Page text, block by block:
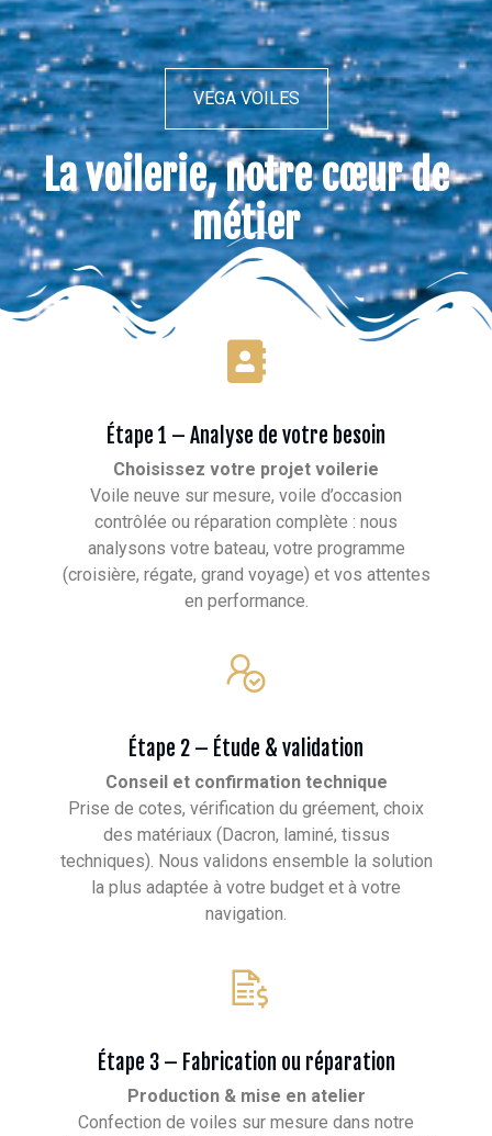
VEGA VOILES
La voilerie, notre cœur de
métier
Étape 1 – Analyse de votre besoin
Choisissez votre projet voilerie
Voile neuve sur mesure, voile d’occasion
contrôlée ou réparation complète : nous
analysons votre bateau, votre programme
(croisière, régate, grand voyage) et vos attentes
en performance.
Étape 2 – Étude & validation
Conseil et confirmation technique
Prise de cotes, vérification du gréement, choix
des matériaux (Dacron, laminé, tissus
techniques). Nous validons ensemble la solution
la plus adaptée à votre budget et à votre
navigation.
Étape 3 – Fabrication ou réparation
Production & mise en atelier
Confection de voiles sur mesure dans notre